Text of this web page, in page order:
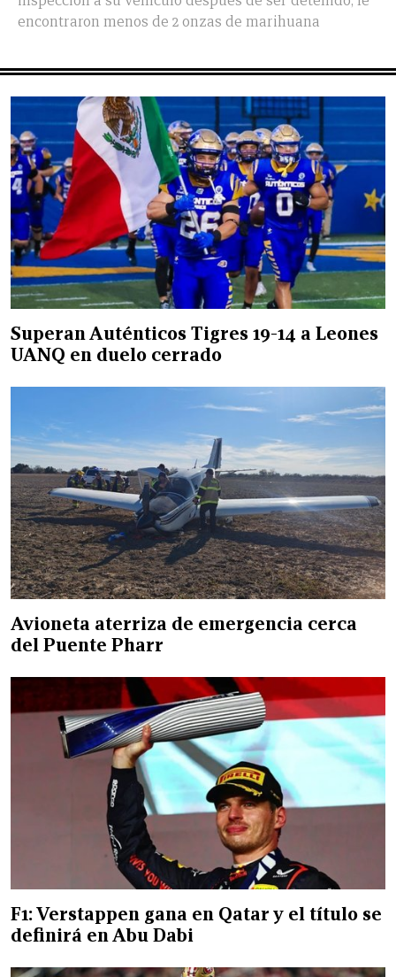
encontraron menos de 2 onzas de marihuana
Superan Auténticos Tigres 19-14 a Leones
UANQ en duelo cerrado
Avioneta aterriza de emergencia cerca
del Puente Pharr
F1: Verstappen gana en Qatar y el título se
definirá en Abu Dabi